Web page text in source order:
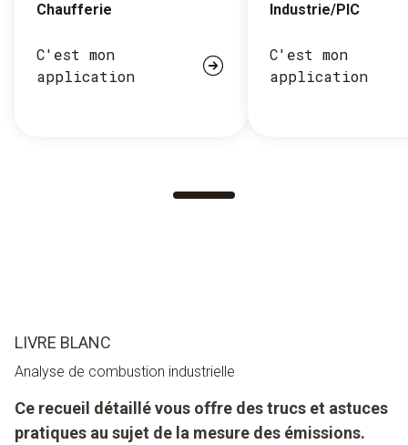
Chaufferie
C'est mon
application
Industrie/PIC
C'est mon
application
LIVRE BLANC
Analyse de combustion industrielle
Ce recueil détaillé vous offre des trucs et astuces
pratiques au sujet de la mesure des émissions.